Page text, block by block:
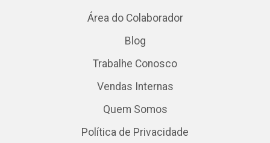
Área do Colaborador
Blog
Trabalhe Conosco
Vendas Internas
Quem Somos
Política de Privacidade